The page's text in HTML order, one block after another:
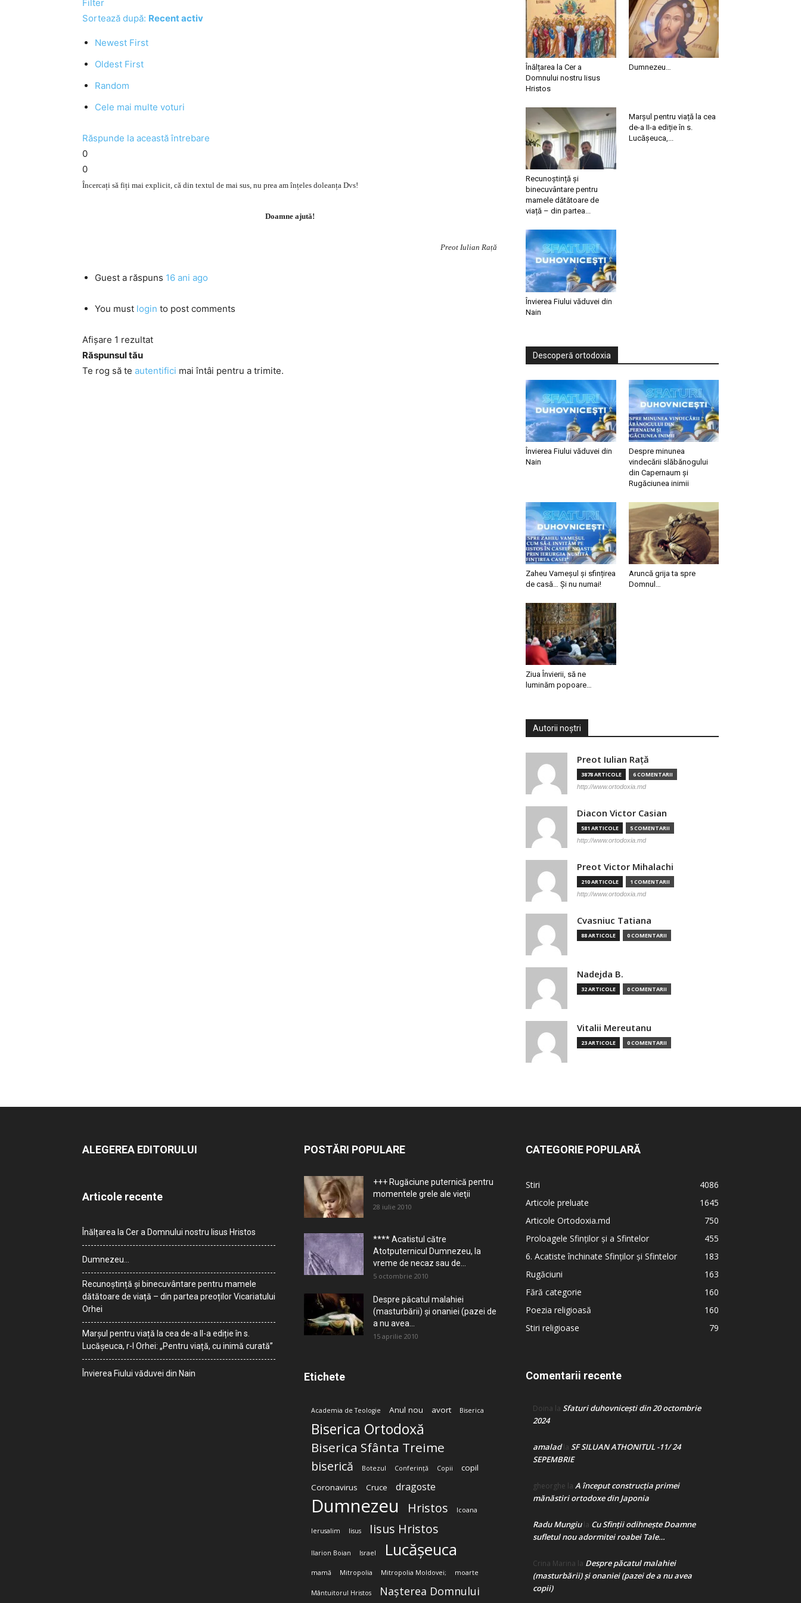
Filter
Sortează după: Recent activ
Newest First
Oldest First
Random
Cele mai multe voturi
Răspunde la această întrebare
0
0
Încercați să fiți mai explicit, că din textul de mai sus, nu prea am înțeles doleanța Dvs!
Doamne ajută!
Preot Iulian Rață
Guest a răspuns 16 ani ago
You must login to post comments
Afișare 1 rezultat
Răspunsul tău
Te rog să te autentifici mai întâi pentru a trimite.
Înălțarea la Cer a
Domnului nostru Iisus
Hristos
Dumnezeu…
Recunoștință și
binecuvântare pentru
mamele dătătoare de
viață – din partea...
Marșul pentru viață la cea
de-a II-a ediție în s.
Lucășeuca,...
Învierea Fiului văduvei din
Nain
Descoperă ortodoxia
Învierea Fiului văduvei din
Nain
Despre minunea
vindecării slăbănogului
din Capernaum și
Rugăciunea inimii
Zaheu Vameșul și sfințirea
de casă… Și nu numai!
Aruncă grija ta spre
Domnul…
Ziua Învierii, să ne
luminăm popoare…
Autorii noștri
Preot Iulian Raţă
3878 ARTICOLE 6 COMENTARII
http://www.ortodoxia.md
Diacon Victor Casian
581 ARTICOLE 5 COMENTARII
http://www.ortodoxia.md
Preot Victor Mihalachi
210 ARTICOLE 1 COMENTARII
http://www.ortodoxia.md
Cvasniuc Tatiana
88 ARTICOLE 0 COMENTARII
Nadejda B.
32 ARTICOLE 0 COMENTARII
Vitalii Mereutanu
23 ARTICOLE 0 COMENTARII
ALEGEREA EDITORULUI
Articole recente
Înălțarea la Cer a Domnului nostru Iisus Hristos
Dumnezeu…
Recunoștință și binecuvântare pentru mamele
dătătoare de viață – din partea preoților Vicariatului
Orhei
Marșul pentru viață la cea de-a II-a ediție în s.
Lucășeuca, r-l Orhei: „Pentru viață, cu inimă curată”
Învierea Fiului văduvei din Nain
POSTĂRI POPULARE
+++ Rugăciune puternică pentru
momentele grele ale vieţii
28 iulie 2010
**** Acatistul către
Atotputernicul Dumnezeu, la
vreme de necaz sau de...
5 octombrie 2010
Despre păcatul malahiei
(masturbării) şi onaniei (pazei de
a nu avea...
15 aprilie 2010
Etichete
Academia de Teologie Anul nou avort Biserica
Biserica Ortodoxă
Biserica Sfânta Treime
biserică Botezul Conferință Copii
copil
Coronavirus
Cruce dragoste
Dumnezeu Hristos Icoana
Ierusalim Iisus Iisus Hristos
Ilarion Boian Israel Lucășeuca
mamă Mitropolia Mitropolia Moldovei; moarte
Mântuitorul Hristos Nașterea Domnului
CATEGORIE POPULARĂ
Stiri
4086
Articole preluate
1645
Articole Ortodoxia.md
750
Proloagele Sfinților și a Sfintelor
455
6. Acatiste închinate Sfinților și Sfintelor
183
Rugăciuni
163
Fără categorie
160
Poezia religioasă
160
Stiri religioase
79
Comentarii recente
Doina la Sfaturi duhovnicești din 20 octombrie
2024
amaladla SF SILUAN ATHONITUL -11/ 24
SEPEMBRIE
gheorghe la A început construcţia primei
mănăstiri ortodoxe din Japonia
Radu Mungiula Cu Sfinții odihnește Doamne
sufletul nou adormitei roabei Tale…
Crina Marina la Despre păcatul malahiei
(masturbării) şi onaniei (pazei de a nu avea
copii)